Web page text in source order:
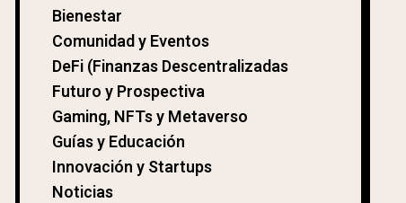
Bienestar
Comunidad y Eventos
DeFi (Finanzas Descentralizadas
Futuro y Prospectiva
Gaming, NFTs y Metaverso
Guías y Educación
Innovación y Startups
Noticias